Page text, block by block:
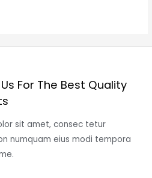
For The Best Quality
sit amet, consec tetur
numquam eius modi tempora